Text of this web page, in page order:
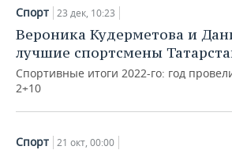
Спорт 23 дек, 10:23
Вероника Кудерметова и
лучшие спортсмены
Спортивные итоги 2022-го: год
2+10
Спорт 21 окт, 00:00